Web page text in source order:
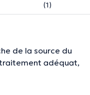
(1)
de la source du
adéquat,